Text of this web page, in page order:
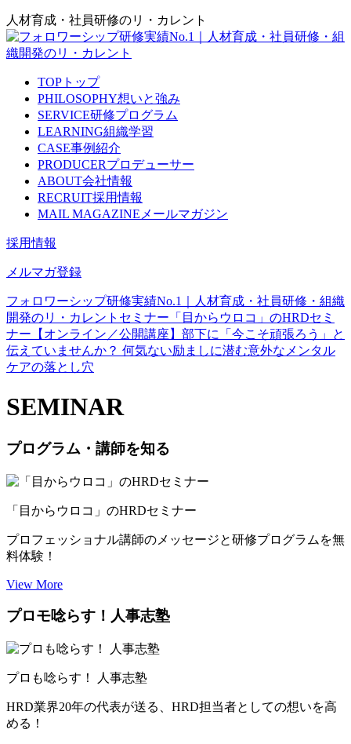
人材育成・社員研修のリ・カレント
TOP トップ
PHILOSOPHY想いと強み
SERVICE研修プログラム
LEARNING組織学習
CASE事例紹介
PRODUCERプロデューサー
ABOUT会社情報
RECRUIT採用情報
MAIL MAGAZINE メールマガジン
採用情報
メルマガ登録
フォロワーシップ研修実績No.1｜人材育成・社員研修・組織
開発のリ・カレント セミナー 「目からウロコ」のHRDセミ
ナー 【オンライン／公開講座】部下に「今こそ頑張ろう」と
伝えていませんか？ 何気ない励ましに潜む意外なメンタル
ケアの落とし穴
SEMINAR
プログラム・講師を知る
「目からウロコ」のHRDセミナー
プロフェッショナル講師のメッセージと研修プログラムを無
料体験！
View More
プロモ唸らす！人事志塾
プロも唸らす！ 人事志塾
HRD業界20年の代表が送る、HRD担当者としての想いを高
める！